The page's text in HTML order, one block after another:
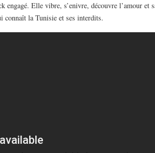
engagé. Elle vibre, s’enivre, découvre l’amour et
connaît la Tunisie et ses interdits.